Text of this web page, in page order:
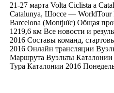
21-27 марта Volta Ciclista a
Catalunya, Шоссе —
Barcelona (Montjuïc) Общая
1219,6 км Все новости и
2016 Составы команд,
2016 Онлайн трансляции
Маршрута Вуэльты Каталонии
Тура Каталонии 2016